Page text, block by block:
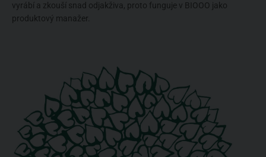
vyrábí a zkouší snad odjakživa, proto funguje v BIOOO jako
produktový manažer.